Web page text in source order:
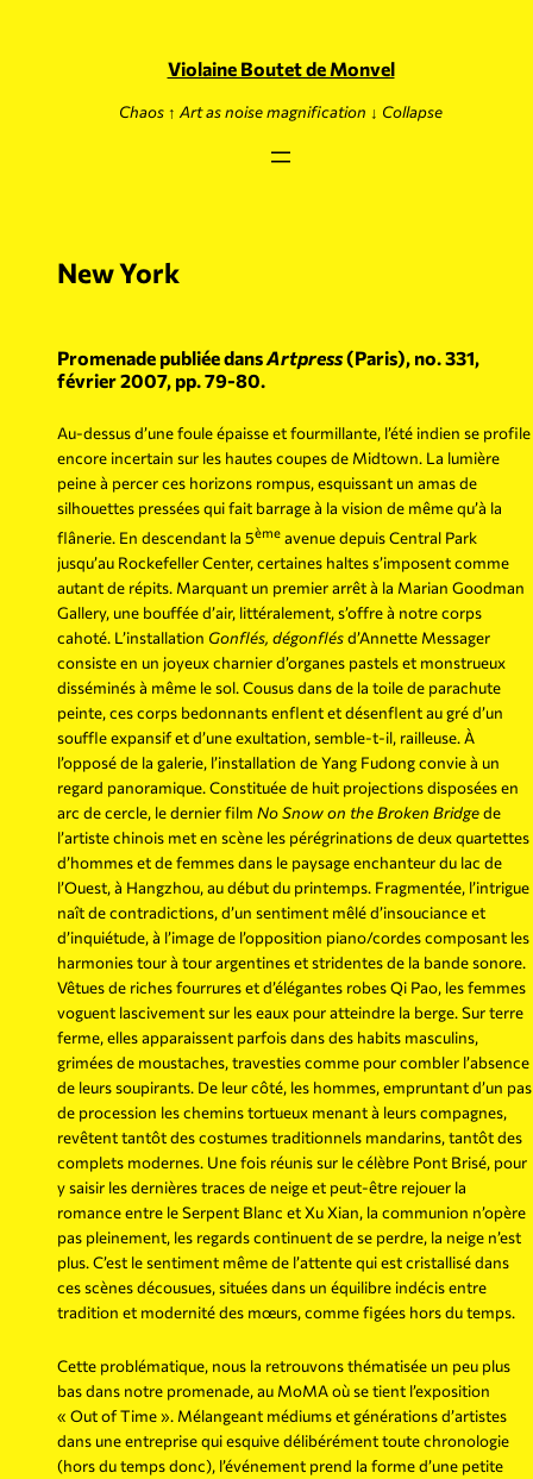
Violaine Boutet de Monvel
Chaos ↑ Art as noise magnification ↓ Collapse
New York
Promenade publiée dansArtpress(Paris), no. 331,
février 2007, pp. 79-80.
Au-dessus d’une foule épaisse et fourmillante, l’été indien se profile
encore incertain sur les hautes coupes de Midtown. La lumière
peine à percer ces horizons rompus, esquissant un amas de
silhouettes pressées qui fait barrage à la vision de même qu’à la
flânerie. En descendant la 5ème avenue depuis Central Park
jusqu’au Rockefeller Center, certaines haltes s’imposent comme
autant de répits. Marquant un premier arrêt à la Marian Goodman
Gallery, une bouffée d’air, littéralement, s’offre à notre corps
cahoté. L’installation Gonflés, dégonflésd’Annette Messager
consiste en un joyeux charnier d’organes pastels et monstrueux
disséminés à même le sol. Cousus dans de la toile de parachute
peinte, ces corps bedonnants enflent et désenflent au gré d’un
souffle expansif et d’une exultation, semble-t-il, railleuse. À
l’opposé de la galerie, l’installation de Yang Fudong convie à un
regard panoramique. Constituée de huit projections disposées en
arc de cercle, le dernier film No Snow on the Broken Bridgede
l’artiste chinois met en scène les pérégrinations de deux quartettes
d’hommes et de femmes dans le paysage enchanteur du lac de
l’Ouest, à Hangzhou, au début du printemps. Fragmentée, l’intrigue
naît de contradictions, d’un sentiment mêlé d’insouciance et
d’inquiétude, à l’image de l’opposition piano/cordes composant les
harmonies tour à tour argentines et stridentes de la bande sonore.
Vêtues de riches fourrures et d’élégantes robes Qi Pao, les femmes
voguent lascivement sur les eaux pour atteindre la berge. Sur terre
ferme, elles apparaissent parfois dans des habits masculins,
grimées de moustaches, travesties comme pour combler l’absence
de leurs soupirants. De leur côté, les hommes, empruntant d’un pas
de procession les chemins tortueux menant à leurs compagnes,
revêtent tantôt des costumes traditionnels mandarins, tantôt des
complets modernes. Une fois réunis sur le célèbre Pont Brisé, pour
y saisir les dernières traces de neige et peut-être rejouer la
romance entre le Serpent Blanc et Xu Xian, la communion n’opère
pas pleinement, les regards continuent de se perdre, la neige n’est
plus. C’est le sentiment même de l’attente qui est cristallisé dans
ces scènes décousues, situées dans un équilibre indécis entre
tradition et modernité des mœurs, comme figées hors du temps.
Cette problématique, nous la retrouvons thématisée un peu plus
bas dans notre promenade, au MoMA où se tient l’exposition
« Out of Time ». Mélangeant médiums et générations d’artistes
dans une entreprise qui esquive délibérément toute chronologie
(hors du temps donc), l’événement prend la forme d’une petite